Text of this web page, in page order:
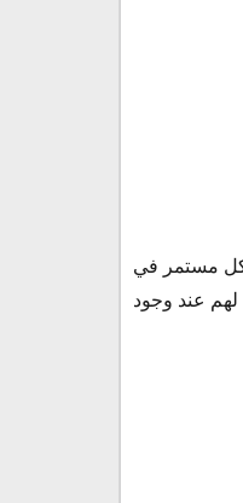
مستمر في
لهم عند وجود